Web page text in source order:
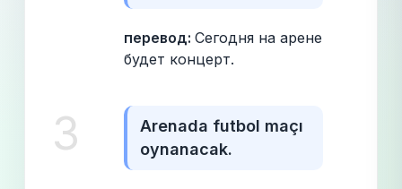
перевод: Сегодня на арене
будет концерт.
3
Arenada futbol maçı
oynanacak.